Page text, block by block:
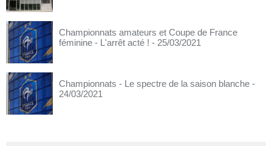
Championnats amateurs et Coupe de France
féminine - L'arrêt acté ! - 25/03/2021
Championnats - Le spectre de la saison blanche -
24/03/2021